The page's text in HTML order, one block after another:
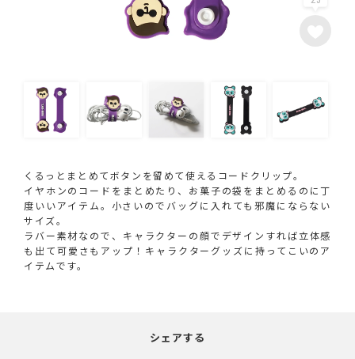
くるっとまとめてボタンを留めて使えるコードクリップ。
イヤホンのコードをまとめたり、お菓子の袋をまとめるのに丁
度いいアイテム。小さいのでバッグに入れても邪魔にならない
サイズ。
ラバー素材なので、キャラクターの顔でデザインすれば立体感
も出て可愛さもアップ！キャラクターグッズに持ってこいのア
イテムです。
シェアする